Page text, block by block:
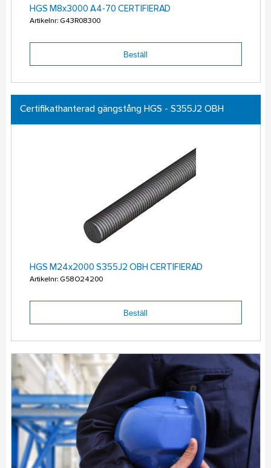
HGS M8x3000 A4-70 CERTIFIERAD
Artikelnr: G43R08300
Beställ
Certifikathanterad gängstång HGS - S355J2 OBH
HGS M24x2000 S355J2 OBH CERTIFIERAD
Artikelnr: G58O24200
Beställ